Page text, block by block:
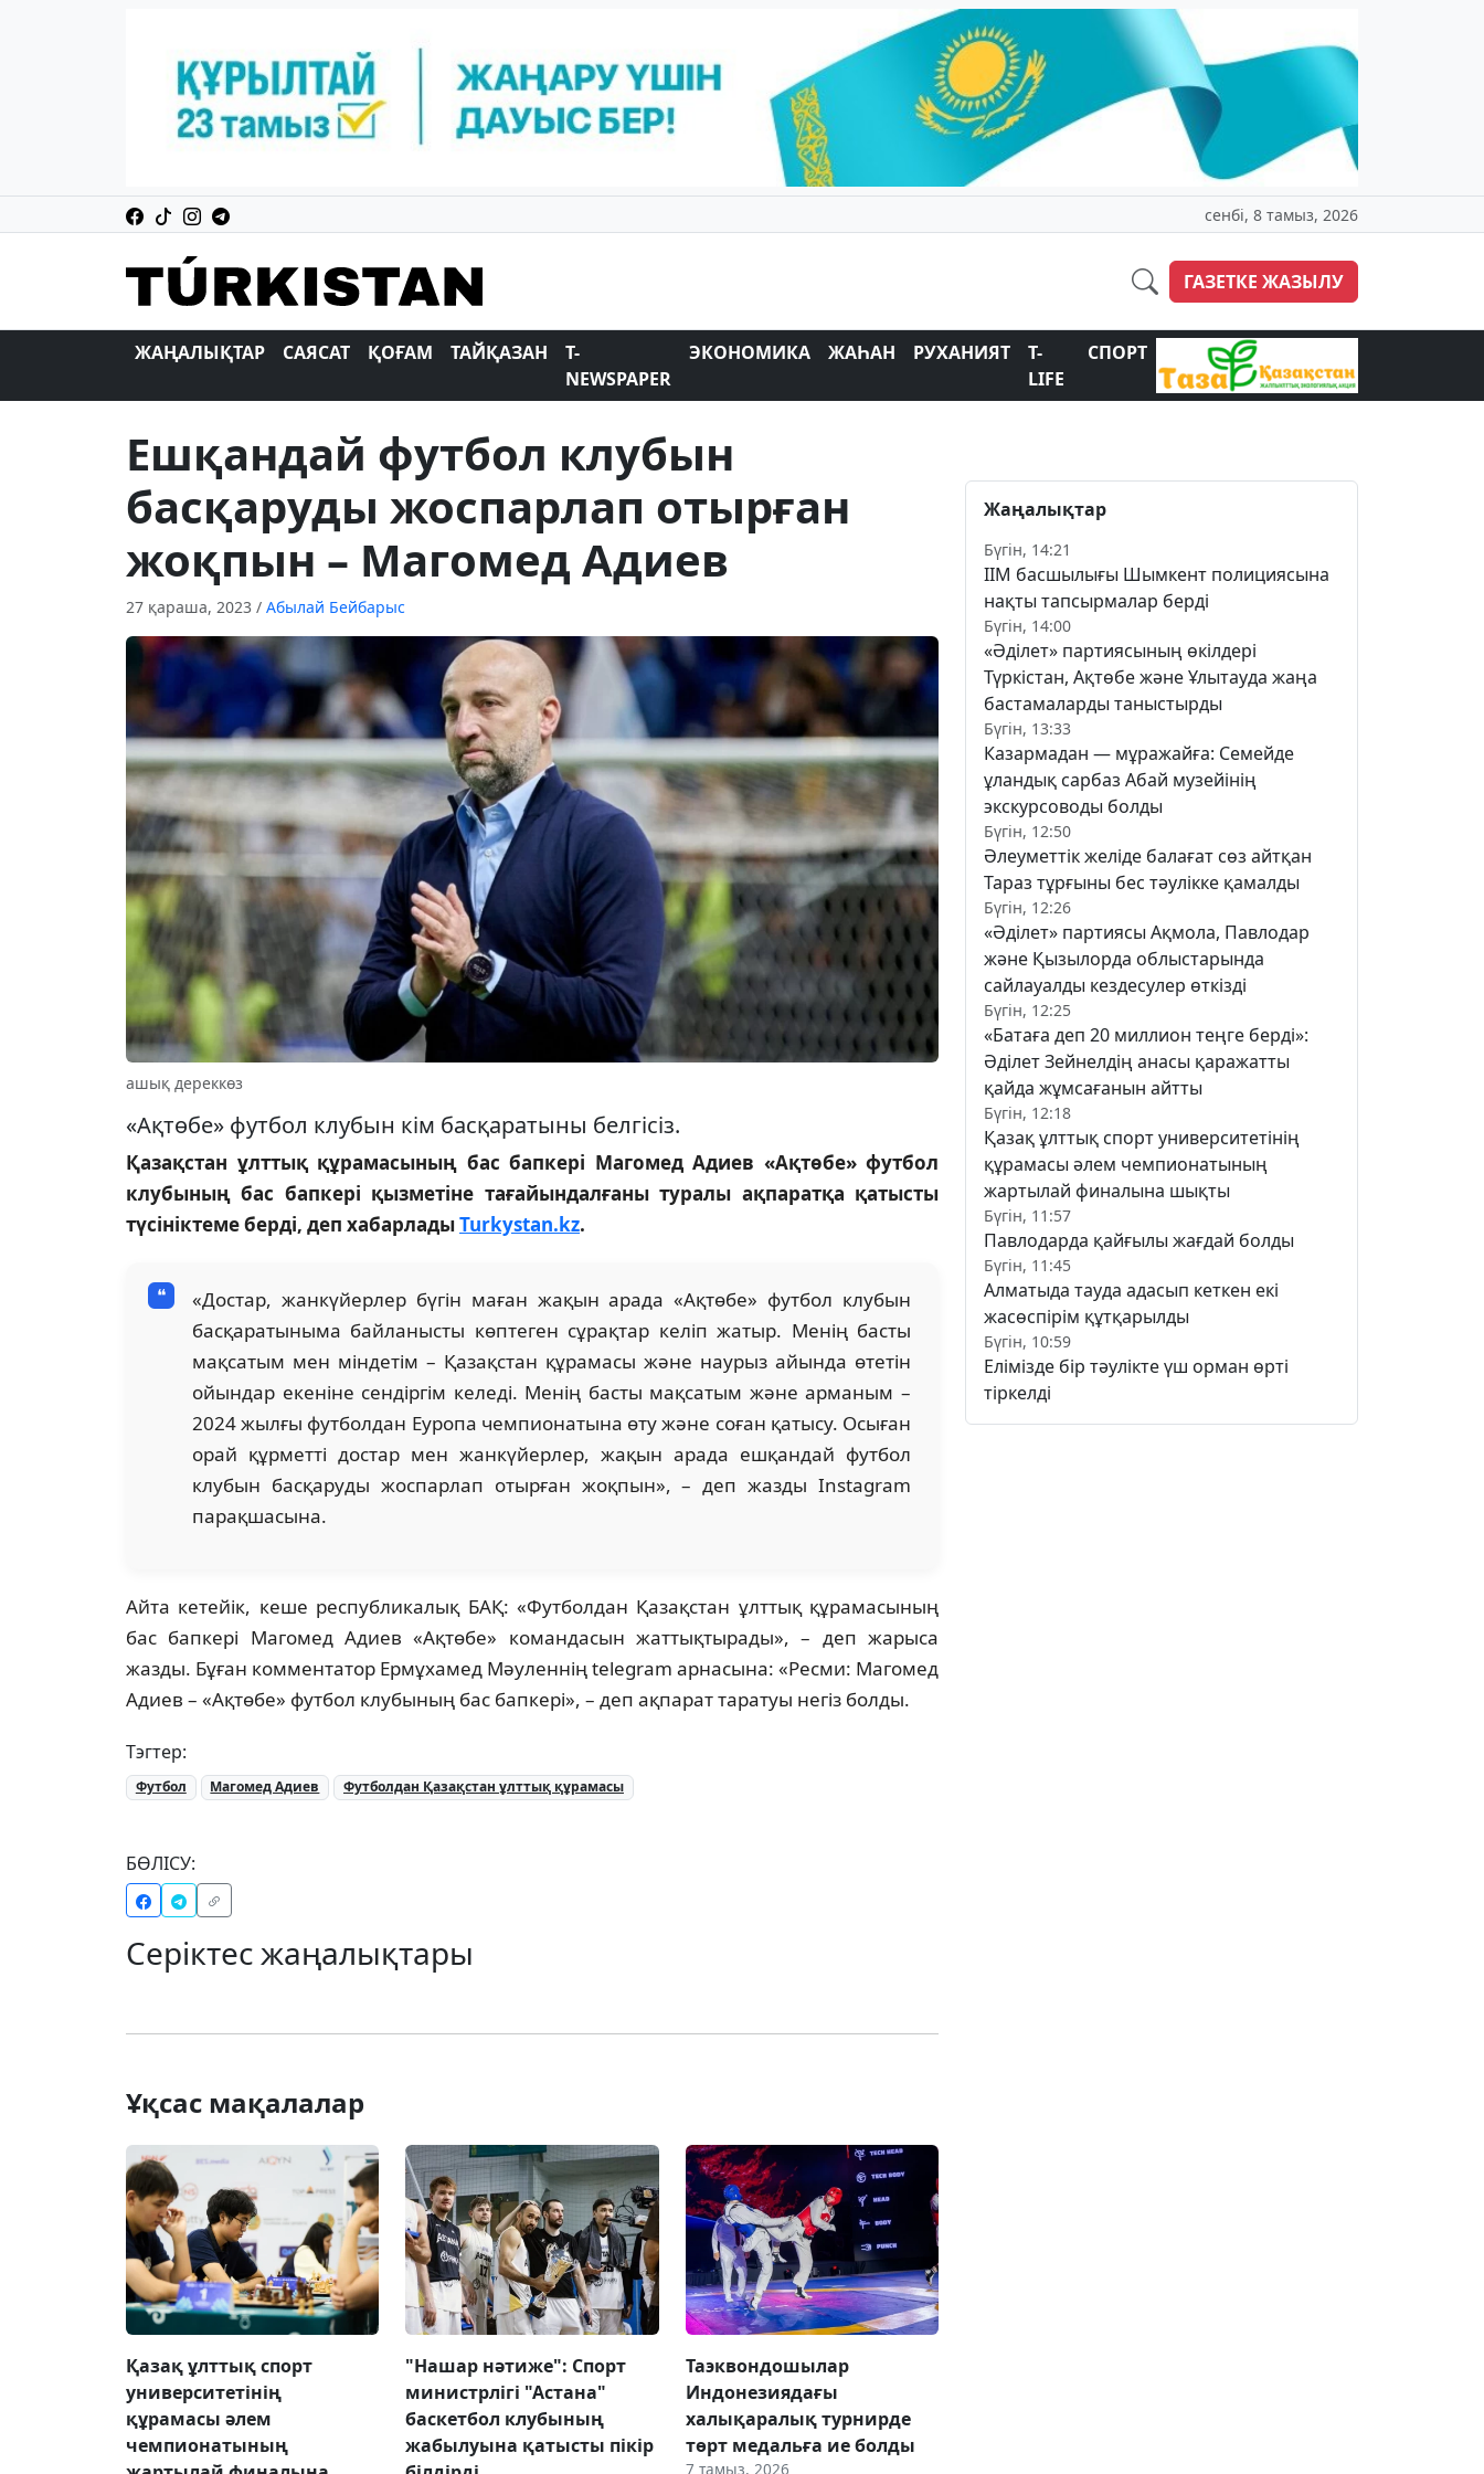
сенбі, 8 тамыз, 2026
ГАЗЕТКЕ ЖАЗЫЛУ
ЖАҢАЛЫҚТАР САЯСАТ ҚОҒАМ ТАЙҚАЗАН
T-
NEWSPAPER
ЭКОНОМИКА ЖАҺАН РУХАНИЯТ
T-
LIFE
СПОРТ
Ешқандай футбол клубын
басқаруды жоспарлап отырған
жоқпын – Магомед Адиев
27 қараша, 2023 / Абылай Бейбарыс
ашық дереккөз
«Ақтөбе» футбол клубын кім басқаратыны белгісіз.
Қазақстан ұлттық құрамасының бас бапкері Магомед Адиев «Ақтөбе» футбол
клубының бас бапкері қызметіне тағайындалғаны туралы ақпаратқа қатысты
түсініктеме берді, деп хабарладыTurkystan.kz.
«Достар, жанкүйерлер бүгін маған жақын арада «Ақтөбе» футбол клубын
басқаратыныма байланысты көптеген сұрақтар келіп жатыр. Менің басты
мақсатым мен міндетім – Қазақстан құрамасы және наурыз айында өтетін
ойындар екеніне сендіргім келеді. Менің басты мақсатым және арманым –
2024 жылғы футболдан Еуропа чемпионатына өту және соған қатысу. Осыған
орай құрметті достар мен жанкүйерлер, жақын арада ешқандай футбол
клубын басқаруды жоспарлап отырған жоқпын», – деп жазды Instagram
парақшасына.
Айта кетейік, кеше республикалық БАҚ: «Футболдан Қазақстан ұлттық құрамасының
бас бапкері Магомед Адиев «Ақтөбе» командасын жаттықтырады», – деп жарыса
жазды. Бұған комментатор Ермұхамед Мәуленнің telegram арнасына: «Ресми: Магомед
Адиев – «Ақтөбе» футбол клубының бас бапкері», – деп ақпарат таратуы негіз болды.
Тэгтер:
Футбол Магомед Адиев Футболдан Қазақстан ұлттық құрамасы
БӨЛІСУ:
Серіктес жаңалықтары
Ұқсас мақалалар
Қазақ ұлттық спорт
университетінің
құрамасы әлем
чемпионатының
"Нашар нәтиже": Спорт
министрлігі "Астана"
баскетбол клубының
жабылуына қатысты пікір
Таэквондошылар
Индонезиядағы
халықаралық турнирде
төрт медальға ие болды
7 тамыз, 2026
Жаңалықтар
Бүгін, 14:21
ІІМ басшылығы Шымкент полициясына
нақты тапсырмалар берді
Бүгін, 14:00
«Әділет» партиясының өкілдері
Түркістан, Ақтөбе және Ұлытауда жаңа
бастамаларды таныстырды
Бүгін, 13:33
Казармадан — мұражайға: Семейде
ұландық сарбаз Абай музейінің
экскурсоводы болды
Бүгін, 12:50
Әлеуметтік желіде балағат сөз айтқан
Тараз тұрғыны бес тәулікке қамалды
Бүгін, 12:26
«Әділет» партиясы Ақмола, Павлодар
және Қызылорда облыстарында
сайлауалды кездесулер өткізді
Бүгін, 12:25
«Батаға деп 20 миллион теңге берді»:
Әділет Зейнелдің анасы қаражатты
қайда жұмсағанын айтты
Бүгін, 12:18
Қазақ ұлттық спорт университетінің
құрамасы әлем чемпионатының
жартылай финалына шықты
Бүгін, 11:57
Павлодарда қайғылы жағдай болды
Бүгін, 11:45
Алматыда тауда адасып кеткен екі
жасөспірім құтқарылды
Бүгін, 10:59
Елімізде бір тәулікте үш орман өрті
тіркелді